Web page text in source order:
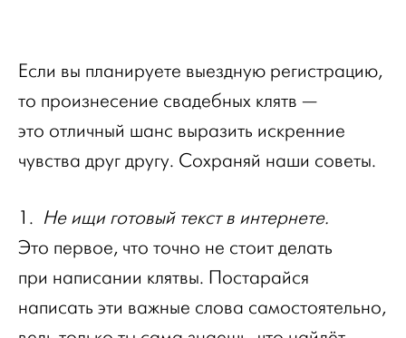
Если вы планируете выездную регистрацию,
то произнесение свадебных клятв —
это отличный шанс выразить искренние
чувства друг другу. Сохраняй наши советы.
1. Не ищи готовый текст в интернете.
Это первое, что точно не стоит делать
при написании клятвы. Постарайся
написать эти важные слова самостоятельно,